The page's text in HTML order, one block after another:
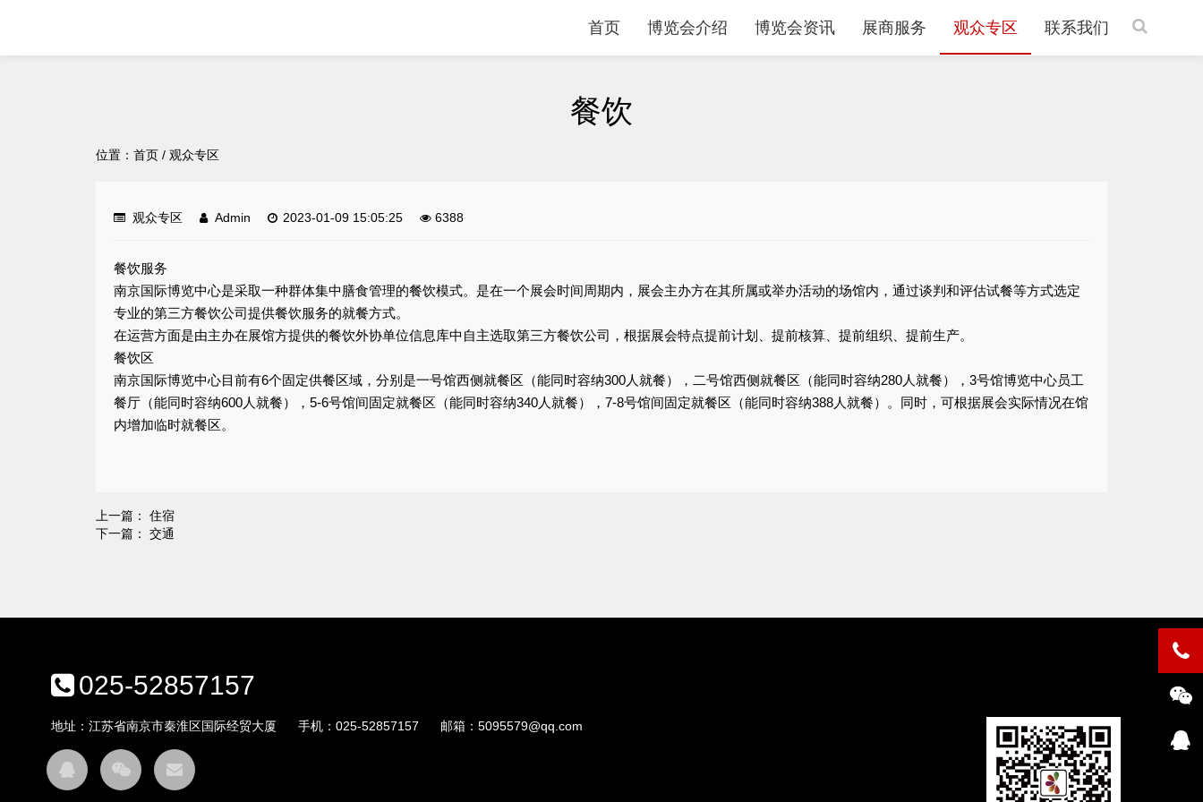
首页 博览会介绍 博览会资讯 展商服务 观众专区 联系我们
餐饮
位置： 首页 / 观众专区
观众专区 Admin 2023-01-09 15:05:25 6388
餐饮服务
南京国际博览中心是采取一种群体集中膳食管理的餐饮模式。是在一个展会时间周期内，展会主办方在其所属或举办活动的场馆内，通过谈判和评估试餐等方式选定
专业的第三方餐饮公司提供餐饮服务的就餐方式。
在运营方面是由主办在展馆方提供的餐饮外协单位信息库中自主选取第三方餐饮公司，根据展会特点提前计划、提前核算、提前组织、提前生产。
餐饮区
南京国际博览中心目前有6个固定供餐区域，分别是一号馆西侧就餐区（能同时容纳300人就餐），二号馆西侧就餐区（能同时容纳280人就餐），3号馆博览中心员工
餐厅（能同时容纳600人就餐），5-6号馆间固定就餐区（能同时容纳340人就餐），7-8号馆间固定就餐区（能同时容纳388人就餐）。同时，可根据展会实际情况在馆
内增加临时就餐区。
上一篇： 住宿
下一篇： 交通
025-52857157
地址：江苏省南京市秦淮区国际经贸大厦 手机： 025-52857157 邮箱： 5095579@qq.com